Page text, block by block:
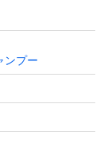
めです。
毎日のヘアケ
ンプー